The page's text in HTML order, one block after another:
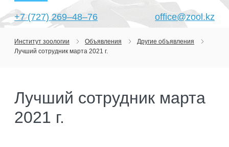
+7 (727) 269‒48‒76 office@zool.kz
ГЛАВНАЯ
ЦЕЛИ И ЗАДАЧИ
РУКОВОДСТВО
ПОДРАЗДЕЛЕНИЯ
ЛАБОРАТОРИИ
ПРОЕКТЫ
Институт зоологии Объявления
Другие объявления
Лучший сотрудник марта 2021 г.
Лучший сотрудник марта
2021 г.